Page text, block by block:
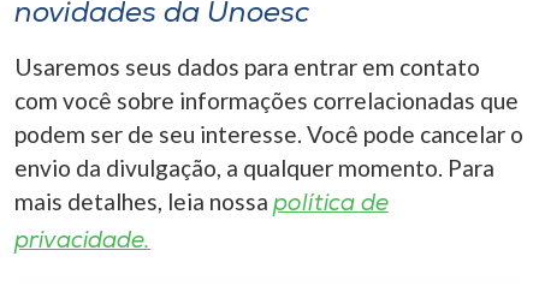
novidades da Unoesc
Usaremos seus dados para entrar em contato
com você sobre informações correlacionadas que
podem ser de seu interesse. Você pode cancelar o
envio da divulgação, a qualquer momento. Para
mais detalhes, leia nossa política de
privacidade.